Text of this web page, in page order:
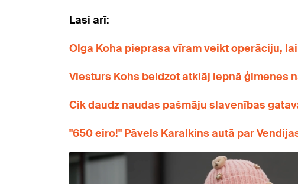
Lasi arī:
Olga Koha pieprasa vīram veikt operāciju,
Viesturs Kohs beidzot atklāj lepnā ģimenes
Cik daudz naudas pašmāju slavenības
"650 eiro!" Pāvels Karalkins autā par